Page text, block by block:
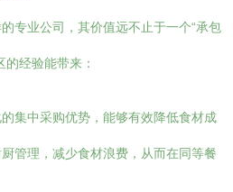
专业公司，其价值远不止于一个“承包
经验能带来：
的集中采购优势，能够有效降低食材成
管理，减少食材浪费，从而在同等餐